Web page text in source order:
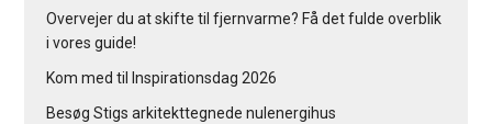
Overvejer du at skifte til fjernvarme? Få det fulde overblik
i vores guide!
Kom med til Inspirationsdag 2026
Besøg Stigs arkitekttegnede nulenergihus